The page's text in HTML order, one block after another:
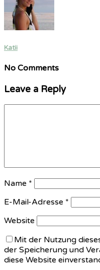
Katii
No Comments
Leave a Reply
Name *
E-Mail-Adresse *
Website
Mit der Nutzung
der Speicherung und
diese Website